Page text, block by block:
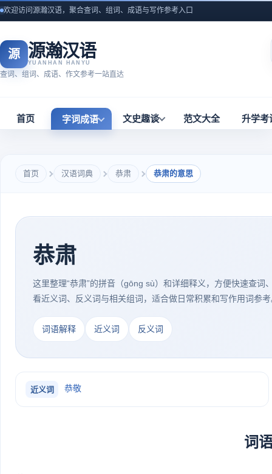
欢迎访问源瀚汉语，聚合查词、组词、成语与写作参考入口
源 源瀚汉语
YUANHAN HANYU
查词、组词、成语、作文参考一站直达
首页 字词成语 文史趣谈 范文大全 升学考
首页 汉语词典 恭肃 恭肃的意思
恭肃
这里整理“恭肃”的拼音（gōng sù）和详细释义，方便快速查词
看近义词、反义词与相关组词，适合做日常积累和写作用词参
词语解释 近义词 反义词
近义词 恭敬
词